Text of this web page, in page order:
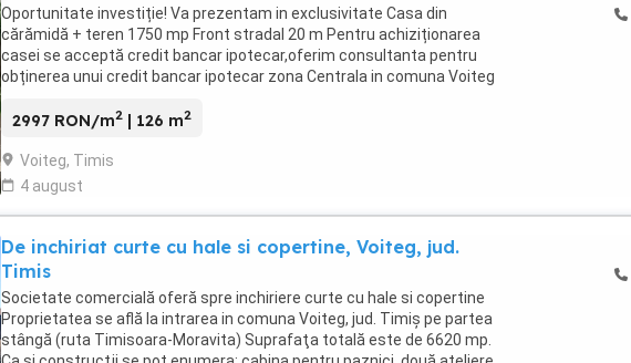
Oportunitate investiție! Va prezentam in exclusivitate Casa din
cărămidă + teren 1750 mp Front stradal 20 m Pentru achiziționarea
casei se acceptă credit bancar ipotecar,oferim consultanta pentru
obținerea unui credit bancar ipotecar zona Centrala in comuna Voiteg
2997 RON/m2 | 126 m2
Voiteg, Timis
4 august
De inchiriat curte cu hale si copertine, Voiteg, jud.
Timis
Societate comercială oferă spre inchiriere curte cu hale si copertine
Proprietatea se află la intrarea in comuna Voiteg, jud. Timiş pe partea
stângă (ruta Timisoara-Moravita) Suprafaţa totală este de 6620 mp.